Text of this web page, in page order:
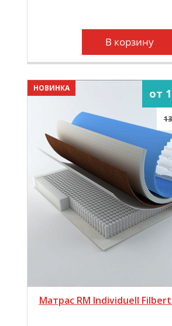
В корзину
НОВИНКА от
Матрас RM Individuell